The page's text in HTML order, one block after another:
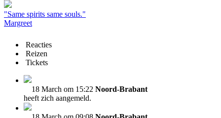
"Same spirits same souls."
Margreet
Reacties
Reizen
Tickets
18 March om 15:22 Noord-Brabant
heeft zich aangemeld.